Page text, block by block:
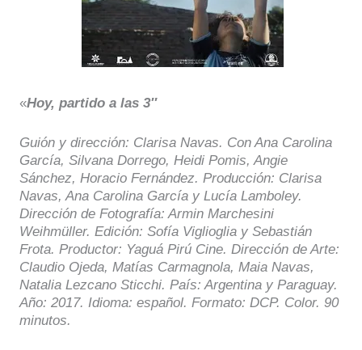
«Hoy, partido a las 3″
Guión y dirección: Clarisa Navas. Con Ana Carolina
García, Silvana Dorrego, Heidi Pomis, Angie
Sánchez, Horacio Fernández. Producción: Clarisa
Navas, Ana Carolina García y Lucía Lamboley.
Dirección de Fotografía: Armin Marchesini
Weihmüller. Edición: Sofía Viglioglia y Sebastián
Frota. Productor: Yaguá Pirú Cine. Dirección de Arte:
Claudio Ojeda, Matías Carmagnola, Maia Navas,
Natalia Lezcano Sticchi. País: Argentina y Paraguay.
Año: 2017. Idioma: español. Formato: DCP. Color. 90
minutos.